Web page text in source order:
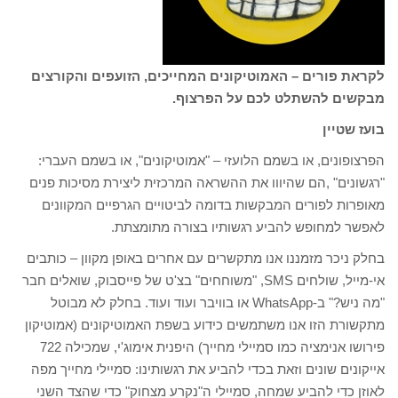
לקראת פורים – האמוטיקונים המחייכים, הזועפים והקורצים
מבקשים להשתלט לכם על הפרצוף.
בועז שטיין
הפרצופונים, או בשמם הלועזי – "אמוטיקונים", או בשמם העברי:
"רגשונים" ,הם שהיווו את ההשראה המרכזית ליצירת מסיכות פנים
מאופרות לפורים המבקשות בדומה לביטויים הגרפיים המקוונים
לאפשר למחופש להביע רגשותיו בצורה מתומצתת.
בחלק ניכר מזמננו אנו מתקשרים עם אחרים באופן מקוון – כותבים
אי-מייל, שולחים SMS, "משוחחים" בצ'ט של פייסבוק, שואלים חבר
"מה ניש?" ב-WhatsApp או בוויבר ועוד ועוד. בחלק לא מבוטל
מתקשורת הזו אנו משתמשים כידוע בשפת האמוטיקונים (אמוטיקון
פירושו אנימציה כמו סמיילי מחייך) היפנית אימוג'י, שמכילה 722
אייקונים שונים וזאת בכדי להביע את רגשותינו: סמיילי מחייך מפה
לאוזן כדי להביע שמחה, סמיילי ה"נקרע מצחוק" כדי שהצד השני